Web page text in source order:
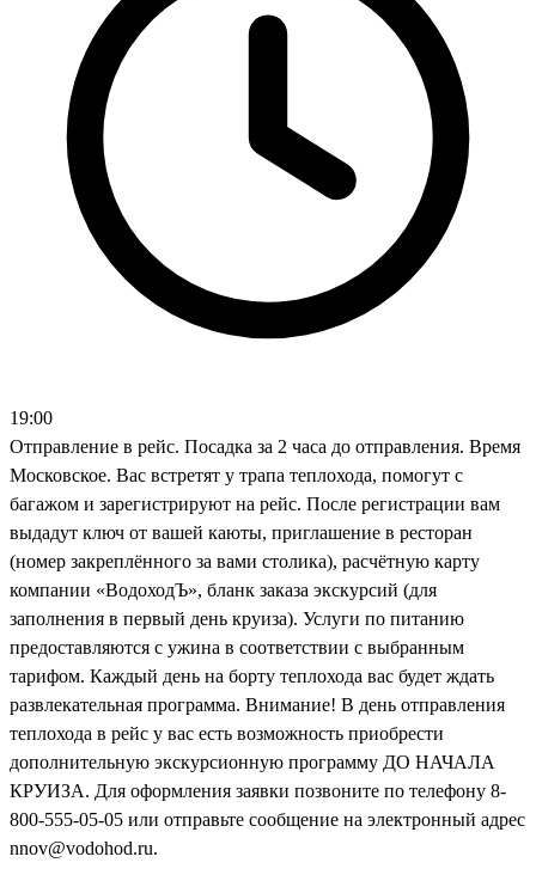
19:00
Отправление в рейс. Посадка за 2 часа до отправления. Время
Московское. Вас встретят у трапа теплохода, помогут с
багажом и зарегистрируют на рейс. После регистрации вам
выдадут ключ от вашей каюты, приглашение в ресторан
(номер закреплённого за вами столика), расчётную карту
компании «ВодоходЪ», бланк заказа экскурсий (для
заполнения в первый день круиза). Услуги по питанию
предоставляются с ужина в соответствии с выбранным
тарифом. Каждый день на борту теплохода вас будет ждать
развлекательная программа. Внимание! В день отправления
теплохода в рейс у вас есть возможность приобрести
дополнительную экскурсионную программу ДО НАЧАЛА
КРУИЗА. Для оформления заявки позвоните по телефону 8-
800-555-05-05 или отправьте сообщение на электронный адрес
nnov@vodohod.ru.